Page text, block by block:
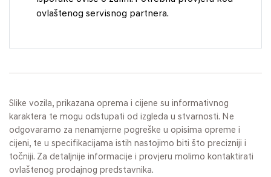
ovlaštenog servisnog partnera.
Slike vozila, prikazana oprema i cijene su informativnog
karaktera te mogu odstupati od izgleda u stvarnosti. Ne
odgovaramo za nenamjerne pogreške u opisima opreme i
cijeni, te u specifikacijama istih nastojimo biti što precizniji i
točniji. Za detaljnije informacije i provjeru molimo kontaktirati
ovlaštenog prodajnog predstavnika.